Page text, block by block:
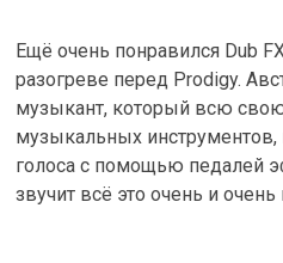
Ещё очень понравился Dub
разогреве перед Prodigy.
музыкант, который всю
музыкальных инструментов,
голоса с помощью педалей
звучит всё это очень и